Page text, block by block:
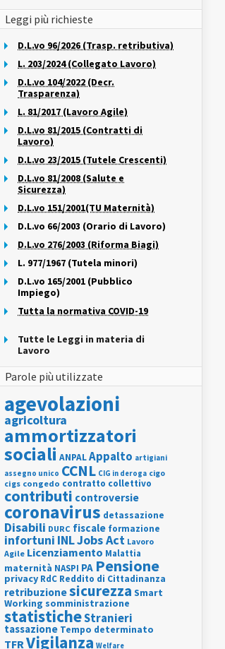
Leggi più richieste
D.L.vo 96/2026 (Trasp. retributiva)
L. 203/2024 (Collegato Lavoro)
D.L.vo 104/2022 (Decr.
Trasparenza)
L. 81/2017 (Lavoro Agile)
D.L.vo 81/2015 (Contratti di
Lavoro)
D.L.vo 23/2015 (Tutele Crescenti)
D.L.vo 81/2008 (Salute e
Sicurezza)
D.L.vo 151/2001(TU Maternità)
D.L.vo 66/2003 (Orario di Lavoro)
D.L.vo 276/2003 (Riforma Biagi)
L. 977/1967 (Tutela minori)
D.L.vo 165/2001 (Pubblico
Impiego)
Tutta la normativa COVID-19
Tutte le Leggi in materia di
Lavoro
Parole più utilizzate
agevolazioni
agricoltura
ammortizzatori
sociali ANPALAppalto artigiani
assegno unico CCNL CIG in deroga cigo
cigs congedo contratto collettivo
contributi controversie
coronavirus detassazione
Disabili DURC fiscale formazione
infortuni INLJobs Act Lavoro
Agile Licenziamento Malattia
maternità NASPI PA Pensione
privacy RdC Reddito di Cittadinanza
retribuzionesicurezza Smart
Working somministrazione
statisticheStranieri
tassazione Tempo determinato
TFRVigilanza Welfare